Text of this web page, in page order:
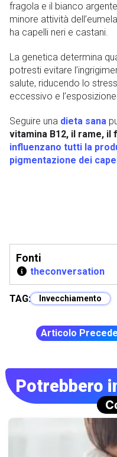
fragola e il bianco
minore attività
ha capelli neri e castani.
La genetica determina
potresti evitare
salute, riducendo lo
eccessivo e
Seguire una dieta sana
vitamina B12, il rame,
influenzano tutti la
pigmentazione dei
Fonti
theconversation
TAG: Invecchiamento
Articolo
Potrebbero